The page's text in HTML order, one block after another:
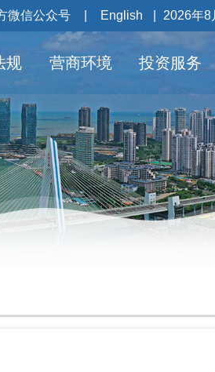
微信公众号 English 2026年8
规 营商环境 投资服务